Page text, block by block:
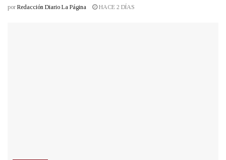
por Redacción Diario La Página HACE 2 DÍAS